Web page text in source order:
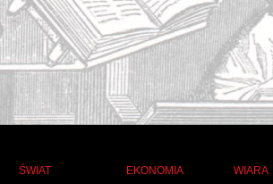
ŚWIAT
EKONOMIA
WIARA